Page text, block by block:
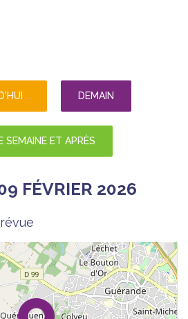
DEMAIN
SEMAINE ET APRÈS
FÉVRIER 2026